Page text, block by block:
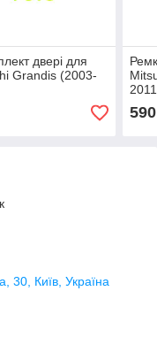
двері для
Grandis (2003-
590
30, Київ, Україна